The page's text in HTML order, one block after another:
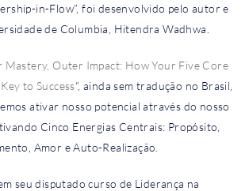
in-Flow”, foi desenvolvido pelo autor e
de Columbia, Hitendra Wadhwa.
Mastery, Outer Impact: How Your Five Core
to Success“, ainda sem tradução no Brasil,
ativar nosso potencial através do nosso
Cinco Energias Centrais: Propósito,
Amor e Auto-Realização.
seu disputado curso de Liderança na